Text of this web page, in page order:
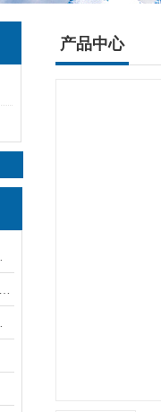
产品中心